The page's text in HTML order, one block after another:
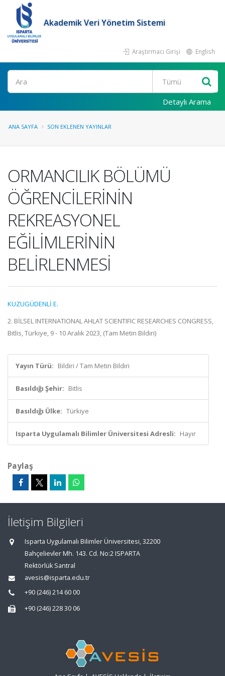
Akademik Veri Yönetim Sistemi
Araştırmacı Girişi English
Ara
Detaylı Arama
ANA SAYFA SON EKLENEN YAYINLAR
ORMANCILIK BÖLÜMÜ
ÖĞRENCİLERİNİN
REKREASYONEL
EĞİLİMLERİNİN
BELİRLENMESİ
KUZUGÜDENLİ E.
2. BİLSEL INTERNATIONAL AHLAT SCIENTIFIC RESEARCHES CONGRESS,
Bitlis, Türkiye, 9 - 10 Aralık 2023, (Tam Metin Bildiri)
Yayın Türü: Bildiri / Tam Metin Bildiri
Basıldığı Şehir: Bitlis
Basıldığı Ülke: Türkiye
Isparta Uygulamalı Bilimler Üniversitesi Adresli: Hayır
Paylaş
İletişim Bilgileri
Isparta Uygulamalı Bilimler Üniversitesi, 32200
Bahçelievler Mh. 143. Cd. No:2 ISPARTA
Rektörlük Santral
avesis@isparta.edu.tr
+90 (246) 214 60 00
+90 (246) 228 30 06